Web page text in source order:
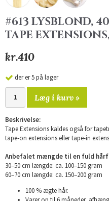
#613 LYSBLOND,
TAPE
kr.410
der er 5 på lager
Læg i kurv »
Beskrivelse:
Tape Extensions kaldes også for
tape-on extensions eller tape-in
Anbefalet mængde til en fuld
30–50 cm længde: ca. 100–150 gram
60–70 cm længde: ca. 150–200 gram
100 % ægte hår.